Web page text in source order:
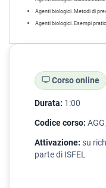
Agenti biologici. Metodi di
Agenti biologici. Esempi
Corso online
Durata: 1:00
Codice corso:
Attivazione: su
parte di ISFEL